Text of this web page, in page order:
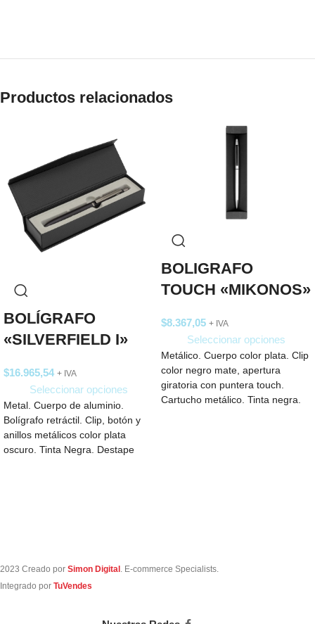
Productos relacionados
BOLÍGRAFO
«SILVERFIELD I»
$16.965,54 + IVA
Seleccionar opciones
Metal. Cuerpo de aluminio.
Bolígrafo retráctil. Clip, botón y
anillos metálicos color plata
oscuro. Tinta Negra. Destape
BOLIGRAFO
TOUCH «MIKONOS»
$8.367,05 + IVA
Seleccionar opciones
Metálico. Cuerpo color plata. Clip
color negro mate, apertura
giratoria con puntera touch.
Cartucho metálico. Tinta negra.
2023 Creado por Simon Digital . E-commerce Specialists.
Integrado por TuVendes